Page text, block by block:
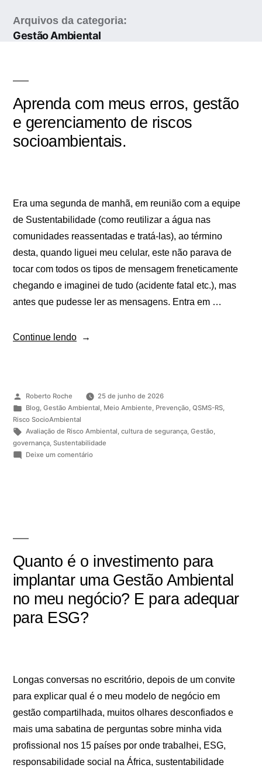
Arquivos da categoria:
Gestão Ambiental
Aprenda com meus erros, gestão
e gerenciamento de riscos
socioambientais.
Era uma segunda de manhã, em reunião com a equipe
de Sustentabilidade (como reutilizar a água nas
comunidades reassentadas e tratá-las), ao término
desta, quando liguei meu celular, este não parava de
tocar com todos os tipos de mensagem freneticamente
chegando e imaginei de tudo (acidente fatal etc.), mas
antes que pudesse ler as mensagens. Entra em …
Continue lendo
Roberto Roche
25 de junho de 2026
Blog, Gestão Ambiental, Meio Ambiente, Prevenção, QSMS-RS,
Risco SocioAmbiental
Avaliação de Risco Ambiental, cultura de segurança, Gestão,
governança, Sustentabilidade
Deixe um comentário
Quanto é o investimento para
implantar uma Gestão Ambiental
no meu negócio? E para adequar
para ESG?
Longas conversas no escritório, depois de um convite
para explicar qual é o meu modelo de negócio em
gestão compartilhada, muitos olhares desconfiados e
mais uma sabatina de perguntas sobre minha vida
profissional nos 15 países por onde trabalhei, ESG,
responsabilidade social na África, sustentabilidade